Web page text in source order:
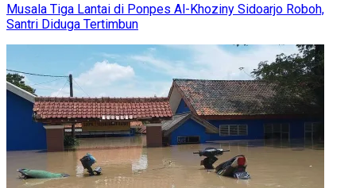
Musala Tiga Lantai di Ponpes Al-Khoziny Sidoarjo Roboh,
Santri Diduga Tertimbun